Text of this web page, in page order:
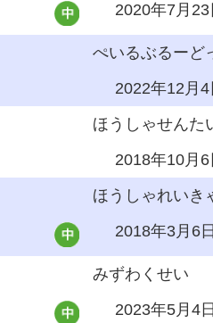
2020年7月23
ぺいるぶるーど
2022年12月4
ほうしゃせんた
2018年10月6
ほうしゃれいき
2018年3月6
みずわくせい
2023年5月4